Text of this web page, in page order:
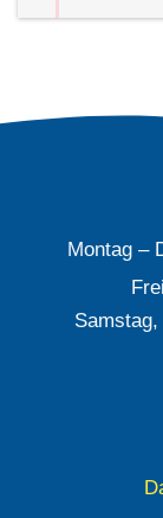
Montag –